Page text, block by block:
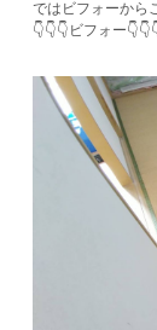
ではビフォーから
👇👇👇ビフォー